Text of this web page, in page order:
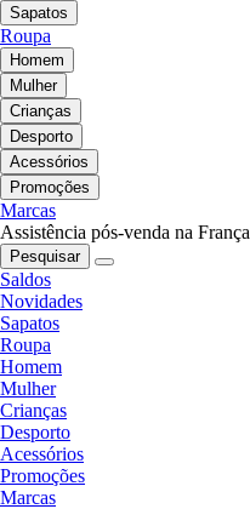
Sapatos
Roupa
Homem
Mulher
Crianças
Desporto
Acessórios
Promoções
Marcas
Assistência pós-venda na França
Pesquisar
Saldos
Novidades
Sapatos
Roupa
Homem
Mulher
Crianças
Desporto
Acessórios
Promoções
Marcas